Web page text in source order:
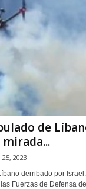
de
2023
derribado por
Fuerzas de Defensa